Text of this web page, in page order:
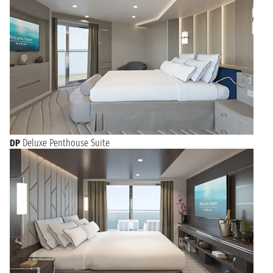
DP Deluxe Penthouse Suite